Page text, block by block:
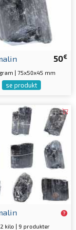
50€
| 75x50x45 mm
se produkt
kilo | 9 produkter